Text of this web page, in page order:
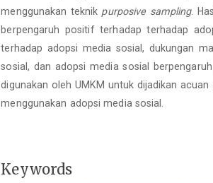
menggunakan teknik purposive sampling.
berpengaruh positif terhadap terhadap
terhadap adopsi media sosial, dukungan
sosial, dan adopsi media sosial
digunakan oleh UMKM untuk dijadikan
menggunakan adopsi media sosial.
Keywords